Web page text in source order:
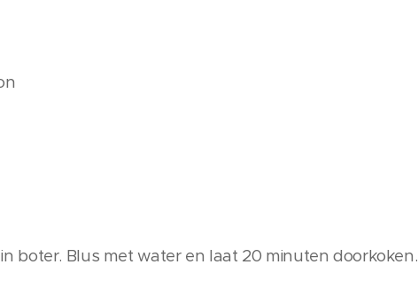
boter. Blus met water en laat 20 minuten doorkoken.